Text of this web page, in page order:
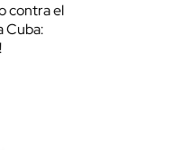
contra el
Cuba: